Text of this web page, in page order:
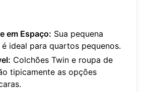
em Espaço: Sua pequena
ideal para quartos pequenos.
Colchões Twin e roupa de
tipicamente as opções